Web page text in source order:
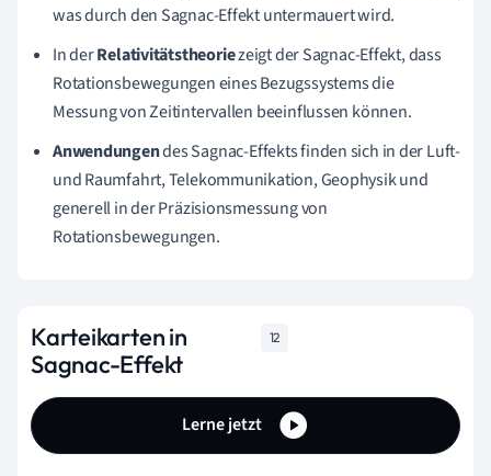
was durch den Sagnac-Effekt untermauert wird.
In derRelativitätstheoriezeigt der Sagnac-Effekt, dass
Rotationsbewegungen eines Bezugssystems die
Messung von Zeitintervallen beeinflussen können.
Anwendungendes Sagnac-Effekts finden sich in der Luft-
und Raumfahrt, Telekommunikation, Geophysik und
generell in der Präzisionsmessung von
Rotationsbewegungen.
Karteikarten in
Sagnac-Effekt
12
Lerne jetzt